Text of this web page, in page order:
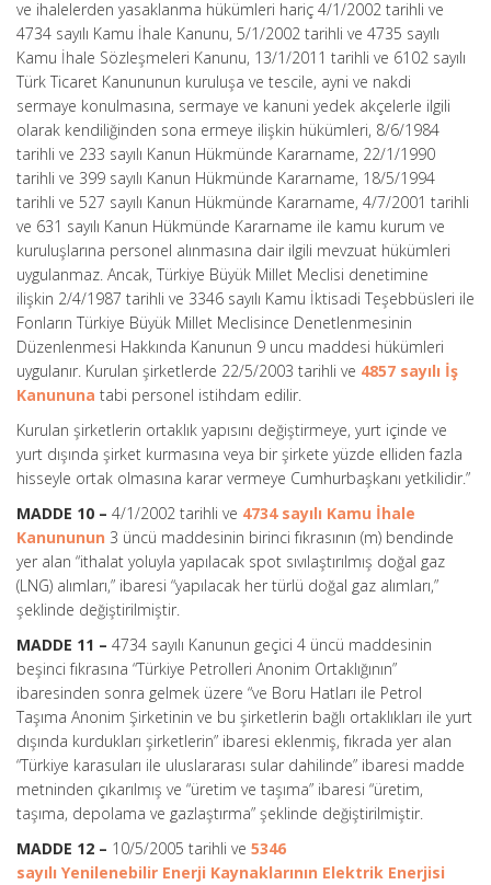
ve ihalelerden yasaklanma hükümleri hariç 4/1/2002 tarihli ve
4734 sayılı Kamu İhale Kanunu, 5/1/2002 tarihli ve 4735 sayılı
Kamu İhale Sözleşmeleri Kanunu, 13/1/2011 tarihli ve 6102 sayılı
Türk Ticaret Kanununun kuruluşa ve tescile, ayni ve nakdi
sermaye konulmasına, sermaye ve kanuni yedek akçelerle ilgili
olarak kendiliğinden sona ermeye ilişkin hükümleri, 8/6/1984
tarihli ve 233 sayılı Kanun Hükmünde Kararname, 22/1/1990
tarihli ve 399 sayılı Kanun Hükmünde Kararname, 18/5/1994
tarihli ve 527 sayılı Kanun Hükmünde Kararname, 4/7/2001 tarihli
ve 631 sayılı Kanun Hükmünde Kararname ile kamu kurum ve
kuruluşlarına personel alınmasına dair ilgili mevzuat hükümleri
uygulanmaz. Ancak, Türkiye Büyük Millet Meclisi denetimine
ilişkin 2/4/1987 tarihli ve 3346 sayılı Kamu İktisadi Teşebbüsleri ile
Fonların Türkiye Büyük Millet Meclisince Denetlenmesinin
Düzenlenmesi Hakkında Kanunun 9 uncu maddesi hükümleri
uygulanır. Kurulan şirketlerde 22/5/2003 tarihli ve 4857 sayılı İş
Kanununa tabi personel istihdam edilir.
Kurulan şirketlerin ortaklık yapısını değiştirmeye, yurt içinde ve
yurt dışında şirket kurmasına veya bir şirkete yüzde elliden fazla
hisseyle ortak olmasına karar vermeye Cumhurbaşkanı yetkilidir.”
MADDE 10 – 4/1/2002 tarihli ve 4734 sayılı Kamu İhale
Kanununun 3 üncü maddesinin birinci fıkrasının (m) bendinde
yer alan “ithalat yoluyla yapılacak spot sıvılaştırılmış doğal gaz
(LNG) alımları,” ibaresi “yapılacak her türlü doğal gaz alımları,”
şeklinde değiştirilmiştir.
MADDE 11 – 4734 sayılı Kanunun geçici 4 üncü maddesinin
beşinci fıkrasına “Türkiye Petrolleri Anonim Ortaklığının”
ibaresinden sonra gelmek üzere “ve Boru Hatları ile Petrol
Taşıma Anonim Şirketinin ve bu şirketlerin bağlı ortaklıkları ile yurt
dışında kurdukları şirketlerin” ibaresi eklenmiş, fıkrada yer alan
“Türkiye karasuları ile uluslararası sular dahilinde” ibaresi madde
metninden çıkarılmış ve “üretim ve taşıma” ibaresi “üretim,
taşıma, depolama ve gazlaştırma” şeklinde değiştirilmiştir.
MADDE 12 – 10/5/2005 tarihli ve 5346
sayılı Yenilenebilir Enerji Kaynaklarının Elektrik Enerjisi